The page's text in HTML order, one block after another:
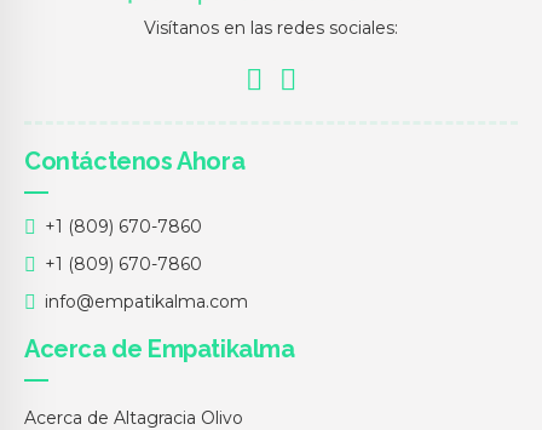
Visítanos en las redes sociales:
Contáctenos Ahora
+1 (809) 670-7860
+1 (809) 670-7860
info@empatikalma.com
Acerca de Empatikalma
Acerca de Altagracia Olivo